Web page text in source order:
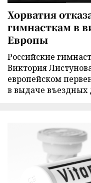
Хорватия
гимнасткам в
Европы
Российские
Виктория
европейском
в выдаче въездных